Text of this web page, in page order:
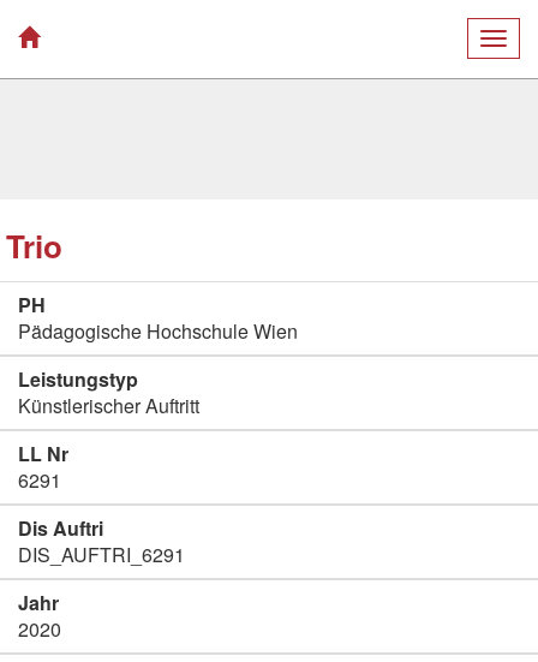
Trio
PH
Pädagogische Hochschule Wien
Leistungstyp
Künstlerischer Auftritt
LL Nr
6291
Dis Auftri
DIS_AUFTRI_6291
Jahr
2020